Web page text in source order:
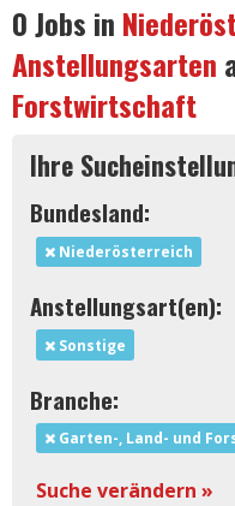
0Jobs in
Anstellungsarten
Forstwirtschaft
Ihre
Bundesland:
Niederösterreich
Anstellungsart(en):
Sonstige
Branche:
Garten-, Land- und
Suche verändern »